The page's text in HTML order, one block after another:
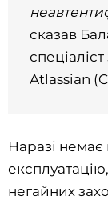
сказав
Atlassian
Наразі
негайних